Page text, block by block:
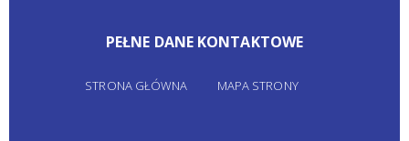
PEŁNE DANE KONTAKTOWE
STRONA GŁÓWNA MAPA STRONY